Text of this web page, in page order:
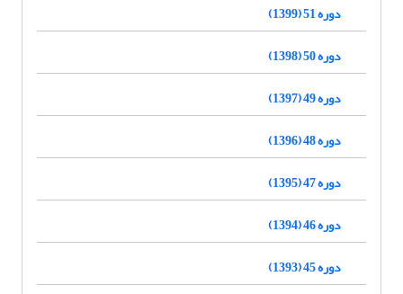
دوره 51 (1399)
دوره 50 (1398)
دوره 49 (1397)
دوره 48 (1396)
دوره 47 (1395)
دوره 46 (1394)
دوره 45 (1393)